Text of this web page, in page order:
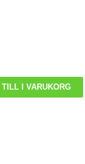
TILL I VARUKORG